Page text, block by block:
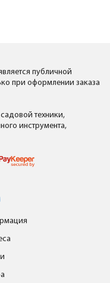
публичной
при оформлении заказа
техники,
инструмента,